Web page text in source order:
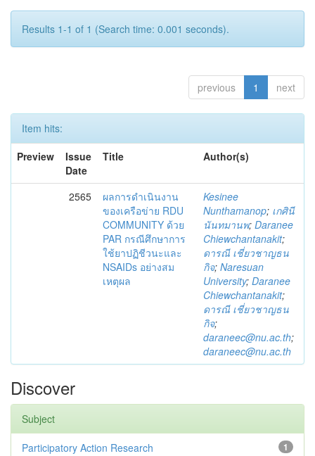
Results 1-1 of 1 (Search time: 0.001 seconds).
previous 1 next
Item hits:
Preview
Issue
Date
Title Author(s)
2565
ผลการดำเนินงาน
ของเครือข่าย RDU
COMMUNITY ด้วย
PAR กรณีศึกษาการ
ใช้ยาปฏิชีวนะและ
NSAIDs อย่างสม
เหตุผล
Kesinee
Nunthamanop; เกศินี
นันทมานพ; Daranee
Chiewchantanakit;
ดารณี เชี่ยวชาญธน
กิจ; Naresuan
University; Daranee
Chiewchantanakit;
ดารณี เชี่ยวชาญธน
กิจ;
daraneec@nu.ac.th;
daraneec@nu.ac.th
Discover
Subject
1
Participatory Action Research